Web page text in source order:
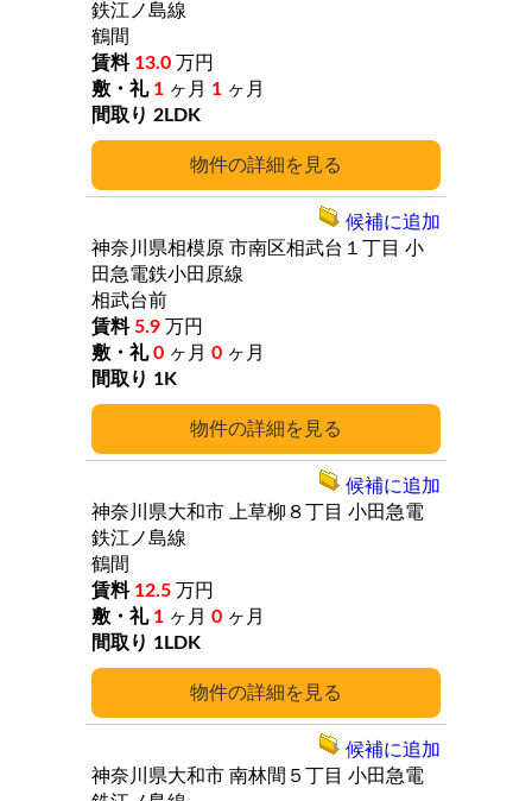
詳細
鉄江ノ島線
鶴間
13.0 万円
1 ヶ月 1 ヶ月
2LDK
詳細
神奈川県相模原 市南区相武台１丁目 小
田急電鉄小田原線
相武台前
5.9 万円
0 ヶ月 0 ヶ月
1K
候補に追加
詳細
神奈川県大和市 上草柳８丁目 小田急電
鉄江ノ島線
鶴間
12.5 万円
1 ヶ月 0 ヶ月
1LDK
候補に追加
神奈川県大和市 南林間５丁目 小田急電
候補に追加